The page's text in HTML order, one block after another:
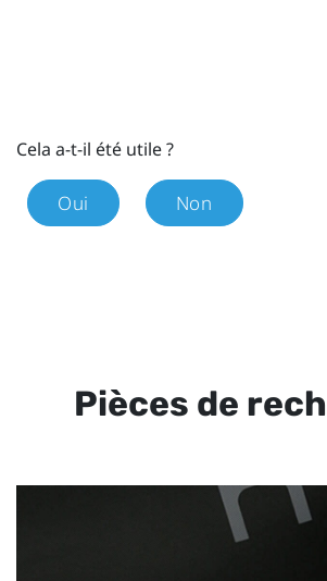
Cela a-t-il été utile ?
Oui Non
Pièces de